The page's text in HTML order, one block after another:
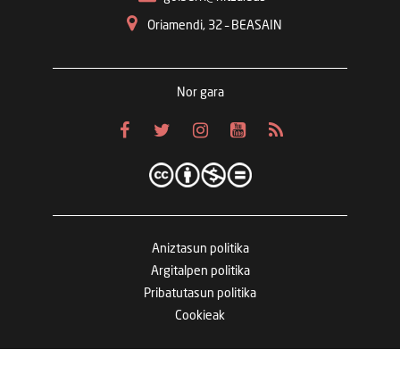
Oriamendi, 32 – BEASAIN
Nor gara
Aniztasun politika
Argitalpen politika
Pribatutasun politika
Cookieak